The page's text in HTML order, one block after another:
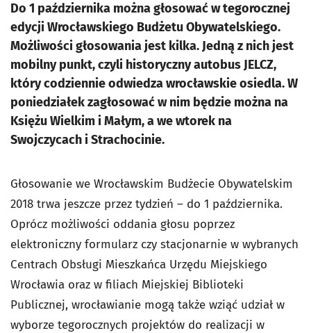
Do 1 października można głosować w tegorocznej
edycji Wrocławskiego Budżetu Obywatelskiego.
Możliwości głosowania jest kilka. Jedną z nich jest
mobilny punkt, czyli historyczny autobus JELCZ,
który codziennie odwiedza wrocławskie osiedla. W
poniedziałek zagłosować w nim będzie można na
Księżu Wielkim i Małym, a we wtorek na
Swojczycach i Strachocinie.
Głosowanie we Wrocławskim Budżecie Obywatelskim
2018 trwa jeszcze przez tydzień – do 1 października.
Oprócz możliwości oddania głosu poprzez
elektroniczny formularz czy stacjonarnie w wybranych
Centrach Obsługi Mieszkańca Urzędu Miejskiego
Wrocławia oraz w filiach Miejskiej Biblioteki
Publicznej, wrocławianie mogą także wziąć udział w
wyborze tegorocznych projektów do realizacji w